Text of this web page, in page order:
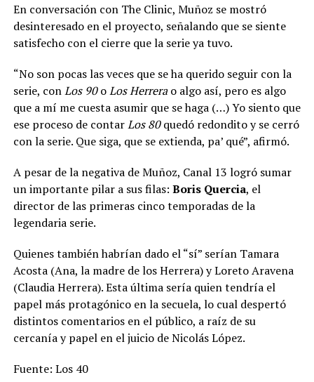
En conversación con The Clinic, Muñoz se mostró
desinteresado en el proyecto, señalando que se siente
satisfecho con el cierre que la serie ya tuvo.
“No son pocas las veces que se ha querido seguir con la
serie, conLos 90oLos Herrerao algo así, pero es algo
que a mí me cuesta asumir que se haga (…) Yo siento que
ese proceso de contarLos 80quedó redondito y se cerró
con la serie. Que siga, que se extienda, pa’ qué”, afirmó.
A pesar de la negativa de Muñoz, Canal 13 logró sumar
un importante pilar a sus filas: Boris Quercia, el
director de las primeras cinco temporadas de la
legendaria serie.
Quienes también habrían dado el “sí” serían Tamara
Acosta (Ana, la madre de los Herrera) y Loreto Aravena
(Claudia Herrera). Esta última sería quien tendría el
papel más protagónico en la secuela, lo cual despertó
distintos comentarios en el público, a raíz de su
cercanía y papel en el juicio de Nicolás López.
Fuente: Los 40